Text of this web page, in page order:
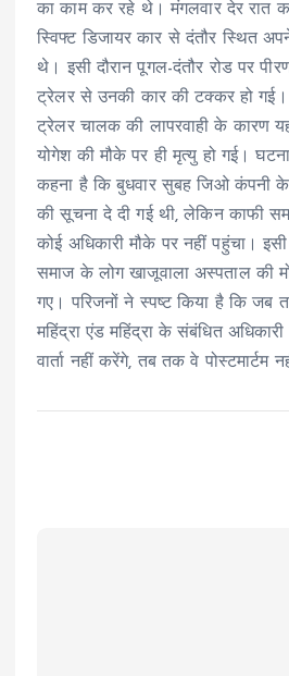
का काम कर रहे थे। मंगलवार देर रात
स्विफ्ट डिजायर कार से दंतौर स्थित
थे। इसी दौरान पूगल-दंतौर रोड पर
ट्रेलर से उनकी कार की टक्कर हो गई।
ट्रेलर चालक की लापरवाही के कारण
योगेश की मौके पर ही मृत्यु हो गई।
कहना है कि बुधवार सुबह जिओ कंपनी के
की सूचना दे दी गई थी, लेकिन काफी
कोई अधिकारी मौके पर नहीं पहुंचा।
समाज के लोग खाजूवाला अस्पताल की
गए। परिजनों ने स्पष्ट किया है कि जब
महिंद्रा एंड महिंद्रा के संबंधित
वार्ता नहीं करेंगे, तब तक वे पोस्टमार्टम